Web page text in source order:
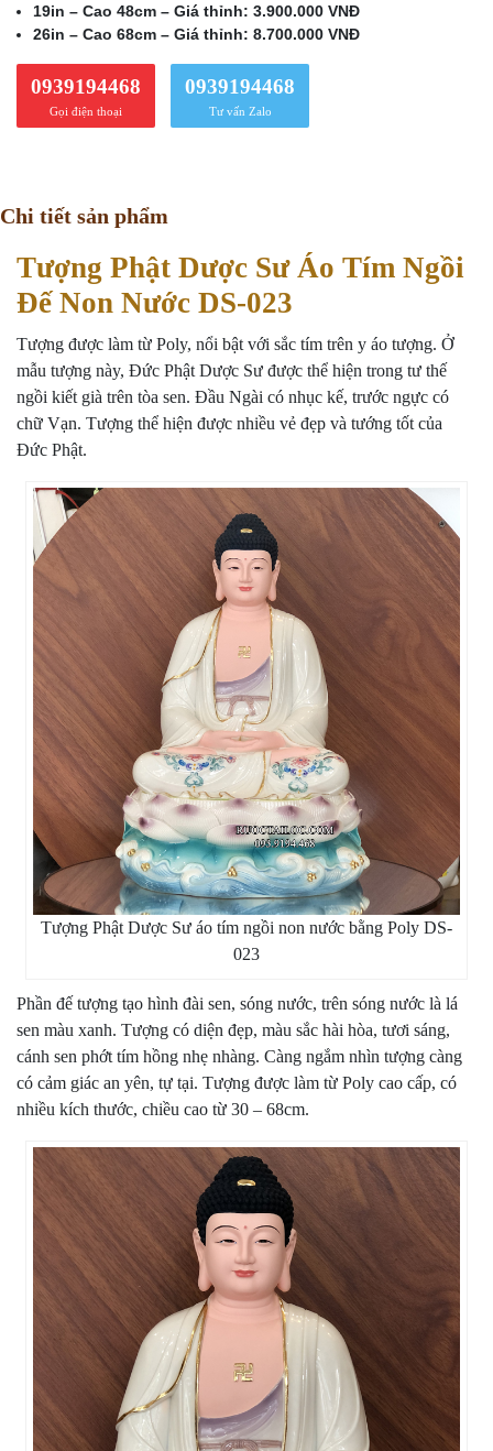
19in – Cao 48cm – Giá thỉnh: 3.900.000 VNĐ
26in – Cao 68cm – Giá thỉnh: 8.700.000 VNĐ
0939194468
Gọi điện thoại
0939194468
Tư vấn Zalo
Chi tiết sản phẩm
Tượng Phật Dược Sư Áo Tím Ngồi
Đế Non Nước DS-023
Tượng được làm từ Poly, nổi bật với sắc tím trên y áo tượng. Ở
mẫu tượng này, Đức Phật Dược Sư được thể hiện trong tư thế
ngồi kiết già trên tòa sen. Đầu Ngài có nhục kế, trước ngực có
chữ Vạn. Tượng thể hiện được nhiều vẻ đẹp và tướng tốt của
Đức Phật.
Tượng Phật Dược Sư áo tím ngồi non nước bằng Poly DS-
023
Phần đế tượng tạo hình đài sen, sóng nước, trên sóng nước là lá
sen màu xanh. Tượng có diện đẹp, màu sắc hài hòa, tươi sáng,
cánh sen phớt tím hồng nhẹ nhàng. Càng ngắm nhìn tượng càng
có cảm giác an yên, tự tại. Tượng được làm từ Poly cao cấp, có
nhiều kích thước, chiều cao từ 30 – 68cm.